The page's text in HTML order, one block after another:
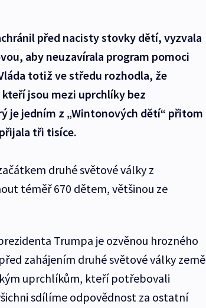
před nacisty stovky dětí, vyzvala
aby neuzavírala program pomoci
totiž ve středu rozhodla, že
jsou mezi uprchlíky bez
je jedním z „Wintonových dětí“ přitom
tři tisíce.
druhé světové války z
téměř 670 dětem, většinou ze
Trumpa je ozvěnou hrozného
zahájením druhé světové války země
uprchlíkům, kteří potřebovali
sdílíme odpovědnost za ostatní